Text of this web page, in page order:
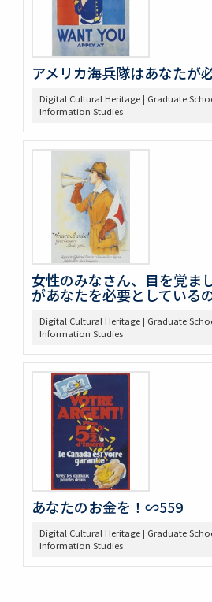
アメリカ海兵隊はあなたが
Digital Cultural Heritage | Graduate
Information Studies
女性のみなさん、目を覚ま
があなたを必要としている
Digital Cultural Heritage | Graduate
Information Studies
あなたのお金を！∽559
Digital Cultural Heritage | Graduate
Information Studies